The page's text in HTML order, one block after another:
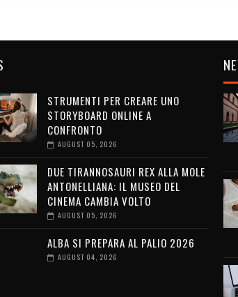
STRUMENTI PER CREARE UNO
STORYBOARD ONLINE A
CONFRONTO
AUGUST 05, 2026
DUE TIRANNOSAURI REX ALLA MOLE
ANTONELLIANA: IL MUSEO DEL
CINEMA CAMBIA VOLTO
AUGUST 05, 2026
ALBA SI PREPARA AL PALIO 2026
AUGUST 04, 2026